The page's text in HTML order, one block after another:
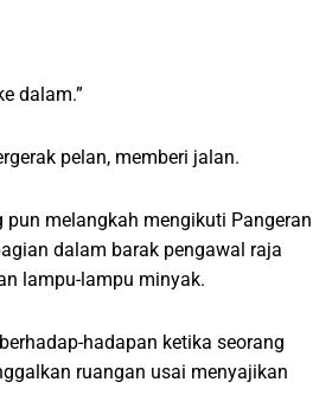
dalam.”
pelan, memberi jalan.
pun melangkah mengikuti Pangeran
dalam barak pengawal raja
lampu-lampu minyak.
hadapan ketika seorang
ruangan usai menyajikan